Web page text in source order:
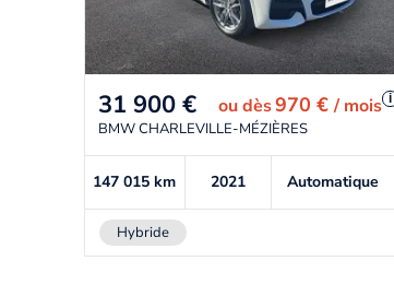
31 900 € oudès970 €/ mois i
BMW CHARLEVILLE-MÉZIÈRES
147 015km 2021 Automatique
Hybride